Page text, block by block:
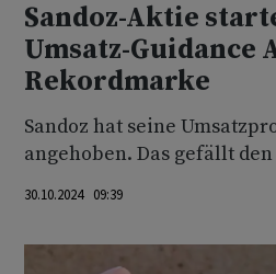
Sandoz-Aktie
Umsatz-Guidance
Rekordmarke
Sandoz hat seine
angehoben. Das gefällt
30.10.2024 09:39